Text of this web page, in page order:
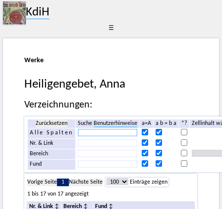
KdiH
☰
Werke
Heiligengebet, Anna
Verzeichnungen:
Zurücksetzen SucheBenutzerhinweise a=A a b = b a *?
Zellinhalt
Alle Spalten
Nr. & Link
Bereich
Fund
Vorige Seite 1 Nächste Seite
Einträge zeigen
1 bis 17 von 17 angezeigt
Nr. & Link Bereich
Fund